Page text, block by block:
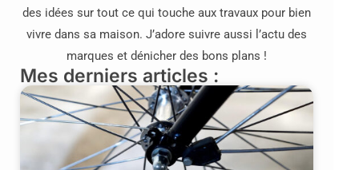
des idées sur tout ce qui touche aux travaux pour bien
vivre dans sa maison. J’adore suivre aussi l’actu des
marques et dénicher des bons plans !
Mes derniers articles :